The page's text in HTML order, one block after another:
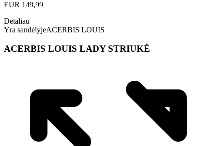
EUR 149,99
Detaliau
Yra sandėlyjeACERBIS LOUIS
ACERBIS LOUIS LADY STRIUKĖ